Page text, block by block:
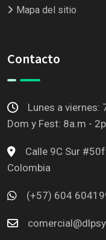
Mapa del sitio
Contacto
Lunes a viernes:
Dom y Fest: 8a.m -
Calle 9C Sur
Colombia
(+57) 604